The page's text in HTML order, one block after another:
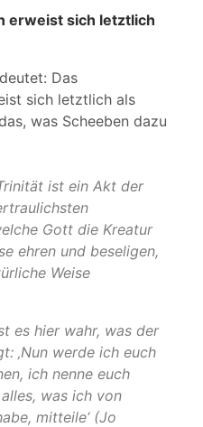
erweist sich letztlich
Das
sich letztlich als
was Scheeben dazu
ist ein Akt der
Gott die Kreatur
ehren und beseligen,
Weise
es hier wahr, was der
‚Nun werde ich euch
ich nenne euch
was ich von
mitteile‘ (Jo